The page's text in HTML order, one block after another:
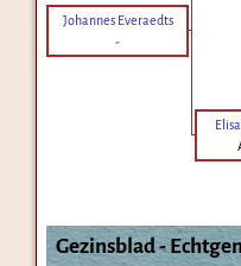
Johannes Everaedts
-
Gezinsblad -